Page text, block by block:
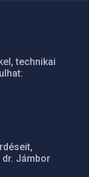
technikai
Jámbor